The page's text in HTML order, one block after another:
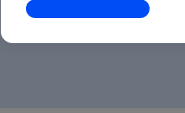
Instellingen aanpassen